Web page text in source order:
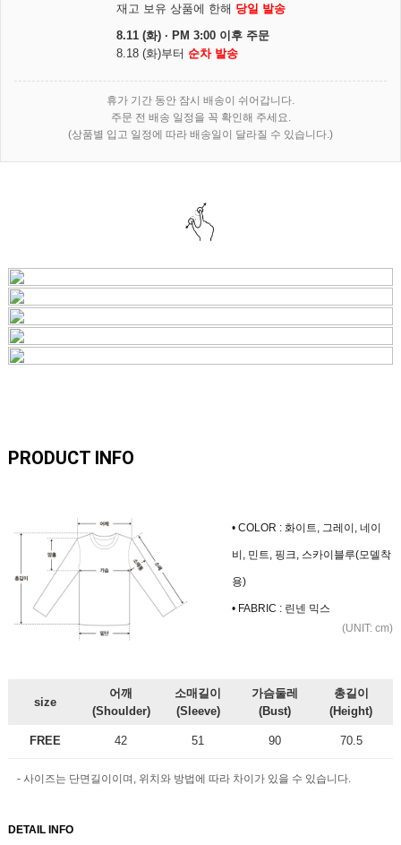
재고 보유 상품에 한해 당일 발송
8.11 (화) · PM 3:00 이후 주문
8.18 (화)부터 순차 발송
휴가 기간 동안 잠시 배송이 쉬어갑니다.
주문 전 배송 일정을 꼭 확인해 주세요.
(상품별 입고 일정에 따라 배송일이 달라질 수 있습니다.)